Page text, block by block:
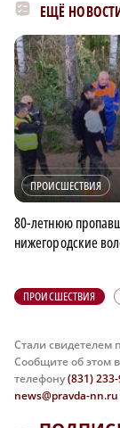
ЕЩЁ
ПРОИСШЕСТВИЯ
80-летнюю
нижегородские
ПРОИСШЕСТВИЯ
Стали свидетелем
Сообщите об этом
телефону(831)
news@pravda-nn.ru